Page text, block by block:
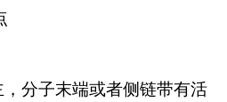
分子末端或者侧链带有活